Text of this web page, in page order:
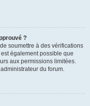
?
soumettre à des vérifications
également possible que
aux permissions limitées.
du forum.